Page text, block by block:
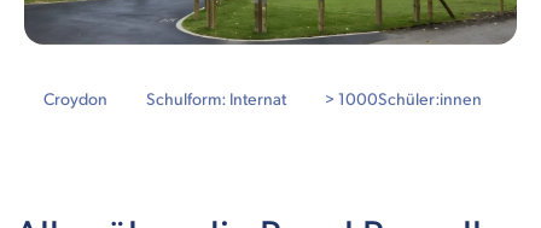
Croydon Schulform: Internat > 1000Schüler:innen